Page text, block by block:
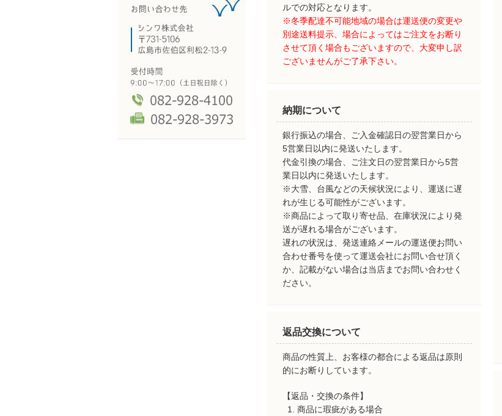
ルでの対応となります。
※冬季配達不可能地域の場合は運送便の変更や
別途送料提示、場合によってはご注文をお断り
させて頂く場合もございますので、大変申し訳
ございませんがご了承下さい。
納期について
銀行振込の場合、ご入金確認日の翌営業日から
5営業日以内に発送いたします。
代金引換の場合、ご注文日の翌営業日から5営
業日以内に発送いたします。
※大雪、台風などの天候状況により、運送に遅
れが生じる可能性がございます。
※商品によって取り寄せ品、在庫状況により発
送が遅れる場合がございます。
遅れの状況は、発送連絡メールの運送便お問い
合わせ番号を使って運送会社にお問い合せ頂く
か、記載がない場合は当店までお問い合わせく
ださい。
返品交換について
商品の性質上、お客様の都合による返品は原則
的にお断りしています。
【返品・交換の条件】
商品に瑕疵がある場合